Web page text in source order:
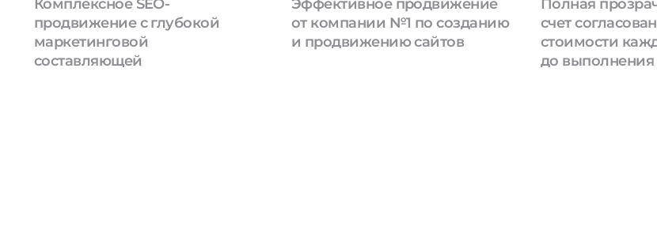
Комплексное SEO-
продвижение с глубокой
маркетинговой
составляющей
Эффективное продвижение
от компании №1 по созданию
и продвижению сайтов
Полная
счет
стоимости
до выполнения